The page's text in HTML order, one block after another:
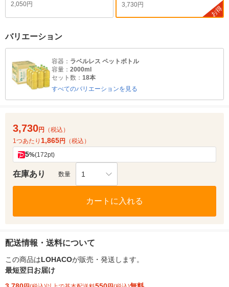
2,050円
3,730円
お得
バリエーション
容器： ラベルレス ペットボトル
容量： 2000ml
セット数： 18本
すべてのバリエーションを見る
3,730円
（税込）
1つあたり 1,865円 （税込）
5%(172pt)
在庫あり 数量 1
カートに入れる
配送情報・送料について
この商品はLOHACOが販売・発送します。
最短翌日お届け